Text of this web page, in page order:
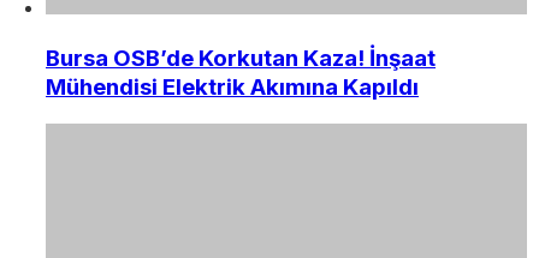
Bursa OSB’de Korkutan Kaza! İnşaat
Mühendisi Elektrik Akımına Kapıldı